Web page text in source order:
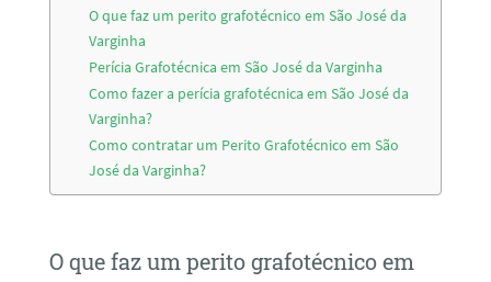
O que faz um perito grafotécnico em São José da
Varginha
Perícia Grafotécnica em São José da Varginha
Como fazer a perícia grafotécnica em São José da
Varginha?
Como contratar um Perito Grafotécnico em São
José da Varginha?
O que faz um perito grafotécnico em